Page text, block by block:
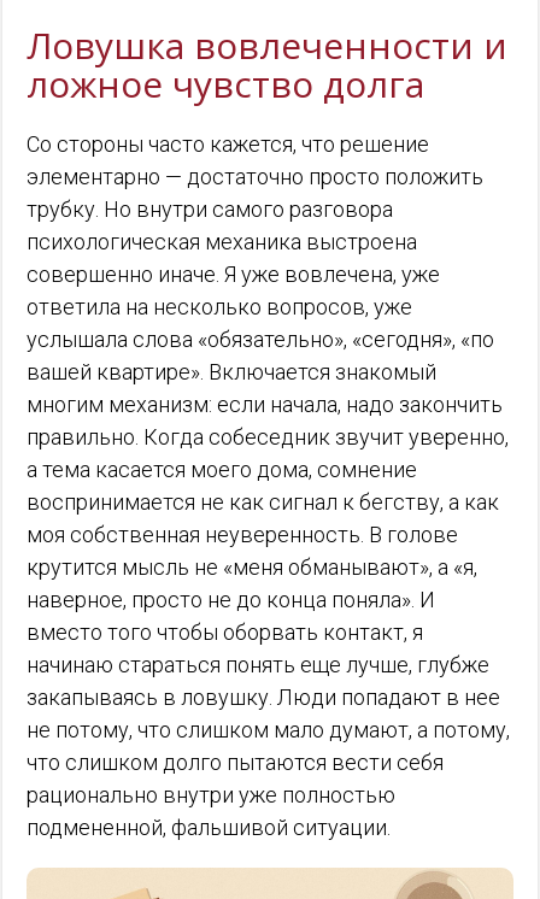
Ловушка вовлеченности и
ложное чувство долга
Со стороны часто кажется, что решение
элементарно — достаточно просто положить
трубку. Но внутри самого разговора
психологическая механика выстроена
совершенно иначе. Я уже вовлечена, уже
ответила на несколько вопросов, уже
услышала слова «обязательно», «сегодня», «по
вашей квартире». Включается знакомый
многим механизм: если начала, надо закончить
правильно. Когда собеседник звучит уверенно,
а тема касается моего дома, сомнение
воспринимается не как сигнал к бегству, а как
моя собственная неуверенность. В голове
крутится мысль не «меня обманывают», а «я,
наверное, просто не до конца поняла». И
вместо того чтобы оборвать контакт, я
начинаю стараться понять еще лучше, глубже
закапываясь в ловушку. Люди попадают в нее
не потому, что слишком мало думают, а потому,
что слишком долго пытаются вести себя
рационально внутри уже полностью
подмененной, фальшивой ситуации.